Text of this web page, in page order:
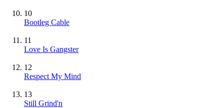
10
Bootleg Cable
11
Love Is Gangster
12
Respect My Mind
13
Still Grind'n